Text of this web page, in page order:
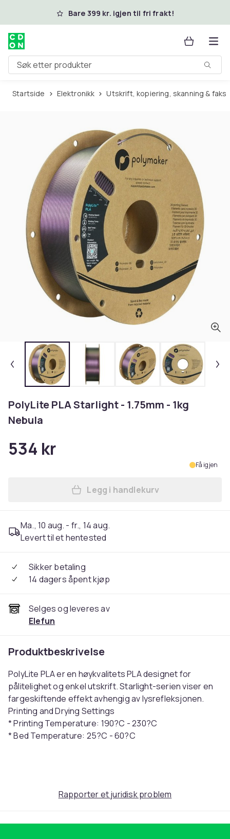
Hopp til hovedinnholdBare 399 kr. igjen til fri frakt!
Søk etter produkter
Startside Elektronikk Utskrift, kopiering, skanning & faks
PolyLite PLA Starlight - 1.75mm - 1kg
Nebula
534 kr
Få igjen
Legg PolyLite PLA Starlight
Legg i handlekurv
Ma., 10 aug. - fr., 14 aug.
Levert til et hentested
Sikker betaling
14 dagers åpent kjøp
Selges og leveres av
Elefun
Produktbeskrivelse
PolyLite PLA er en høykvalitets PLA designet for
pålitelighet og enkel utskrift. Starlight-serien viser en
fargeskiftende effekt avhengig av lysrefleksjonen.
Printing and Drying Settings
* Printing Temperature: 190?C - 230?C
* Bed Temperature: 25?C - 60?C
f157fd0e-ed82-4cda-b17c-840d9066de65
Rapporter et juridisk problem